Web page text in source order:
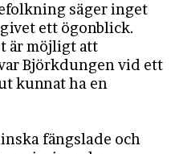
säger inget
ett ögonblick.
är möjligt att
Björkdungen vid ett
kunnat ha en
fängslade och